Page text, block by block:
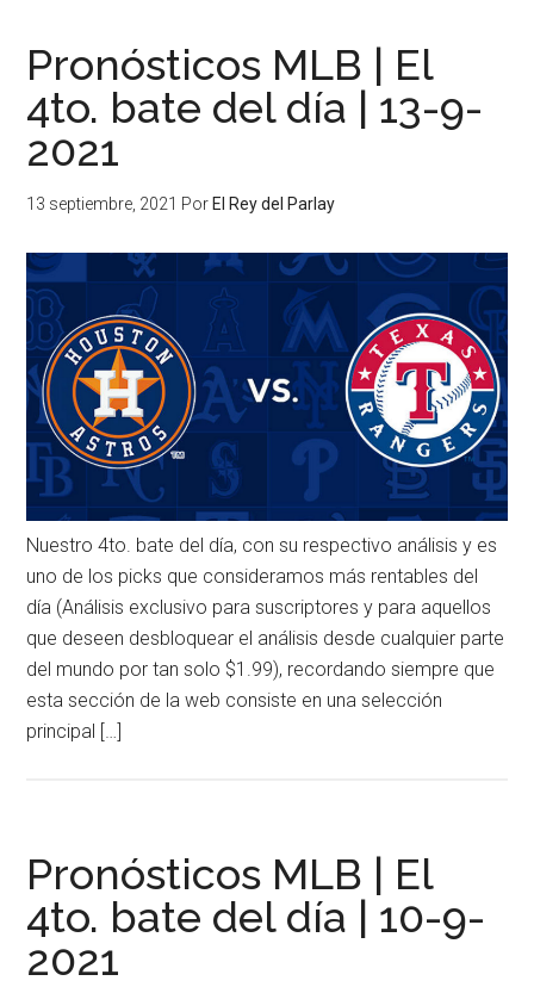
Pronósticos MLB | El
4to. bate del día | 13-9-
2021
13 septiembre, 2021 PorEl Rey del Parlay
Nuestro 4to. bate del día, con su respectivo análisis y es
uno de los picks que consideramos más rentables del
día (Análisis exclusivo para suscriptores y para aquellos
que deseen desbloquear el análisis desde cualquier parte
del mundo por tan solo $1.99), recordando siempre que
esta sección de la web consiste en una selección
principal […]
Pronósticos MLB | El
4to. bate del día | 10-9-
2021